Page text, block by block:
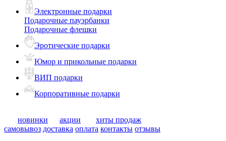
Электронные подарки
Подарочные пауэрбанки
Подарочные флешки
Эротические подарки
Юмор и прикольные подарки
ВИП подарки
Корпоративные подарки
новинки акции
хиты продаж
самовывоз доставка оплата контакты отзывы